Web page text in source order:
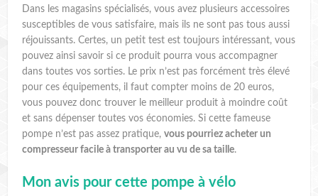
Dans les magasins spécialisés, vous avez plusieurs accessoires
susceptibles de vous satisfaire, mais ils ne sont pas tous aussi
réjouissants. Certes, un petit test est toujours intéressant, vous
pouvez ainsi savoir si ce produit pourra vous accompagner
dans toutes vos sorties. Le prix n’est pas forcément très élevé
pour ces équipements, il faut compter moins de 20 euros,
vous pouvez donc trouver le meilleur produit à moindre coût
et sans dépenser toutes vos économies. Si cette fameuse
pompe n’est pas assez pratique,vous pourriez acheter un
compresseur facile à transporter au vu de sa taille.
Mon avis pour cette pompe à vélo